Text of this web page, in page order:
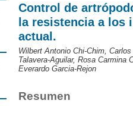
Control de
la resistencia a los
actual.
Wilbert Antonio Chi-Chim,
Talavera-Aguilar, Rosa Carmina
Everardo Garcia-Rejon
Resumen